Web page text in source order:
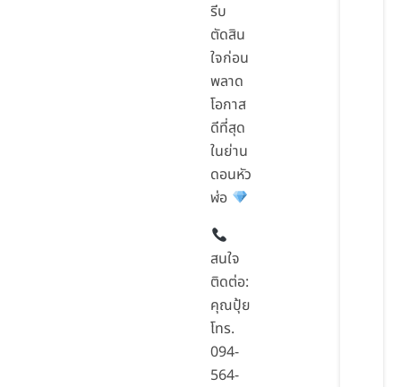
รีบ
ตัดสิน
ใจก่อน
พลาด
โอกาส
ดีที่สุด
ในย่าน
ดอนหัว
ฬ่อ
สนใจ
ติดต่อ:
คุณปุ้ย
โทร.
094-
564-